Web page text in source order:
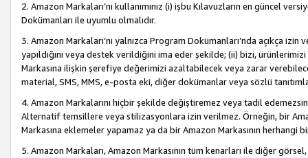
2. Amazon Markaları’nı kullanımınız (i) işbu Kılavuzların en güncel
Dokümanları ile uyumlu olmalıdır.
3. Amazon Markaları’nı yalnızca Program Dokümanları’nda açıkça
yapıldığını veya destek verildiğini ima eder şekilde; (ii) bizi,
Markasına ilişkin şerefiye değerimizi azaltabilecek veya zarar
material, SMS, MMS, e-posta eki, diğer dokümanlar veya sözlü
4. Amazon Markalarını hiçbir şekilde değiştiremez veya tadil
Alternatif temsillere veya stilizasyonlara izin verilmez. Örneğin, bir
Markasına eklemeler yapamaz ya da bir Amazon Markasının herhangi
5. Amazon Markaları, Amazon Markasının tüm kenarları ile diğer